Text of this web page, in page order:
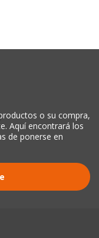
o su compra,
Aquí encontrará los
de ponerse en